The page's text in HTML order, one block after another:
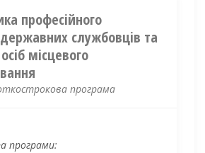
професійного
службовців та
місцевого
програма
програми: